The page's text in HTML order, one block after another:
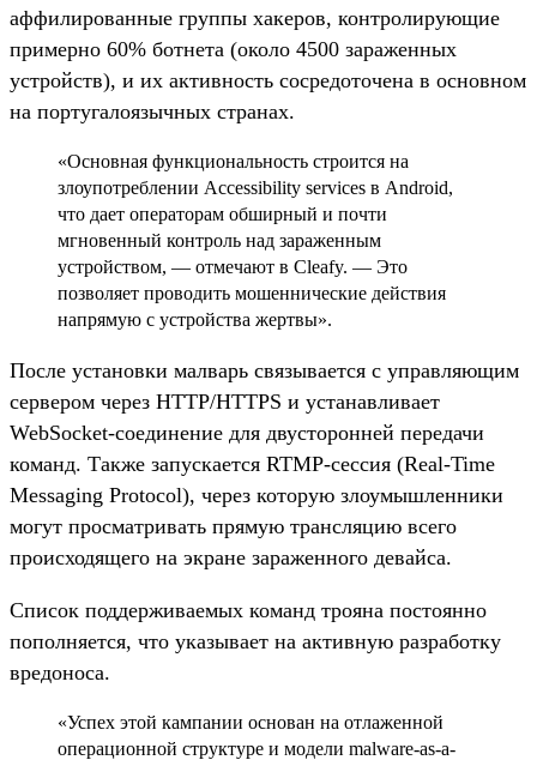
аффилированные группы хакеров, контролирующие
примерно 60% ботнета (около 4500 зараженных
устройств), и их активность сосредоточена в основном
на португалоязычных странах.
«Основная функциональность строится на
злоупотреблении Accessibility services в Android,
что дает операторам обширный и почти
мгновенный контроль над зараженным
устройством, — отмечают в Cleafy. — Это
позволяет проводить мошеннические действия
напрямую с устройства жертвы».
После установки малварь связывается с управляющим
сервером через HTTP/HTTPS и устанавливает
WebSocket-соединение для двусторонней передачи
команд. Также запускается RTMP-сессия (Real-Time
Messaging Protocol), через которую злоумышленники
могут просматривать прямую трансляцию всего
происходящего на экране зараженного девайса.
Список поддерживаемых команд трояна постоянно
пополняется, что указывает на активную разработку
вредоноса.
«Успех этой кампании основан на отлаженной
операционной структуре и модели malware-as-a-